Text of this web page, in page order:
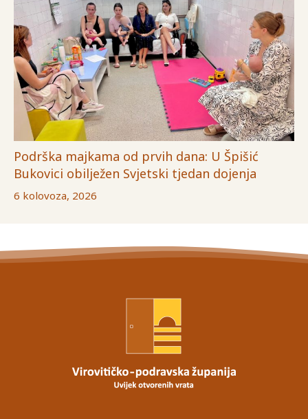
Podrška majkama od prvih dana: U Špišić
Bukovici obilježen Svjetski tjedan dojenja
6 kolovoza, 2026